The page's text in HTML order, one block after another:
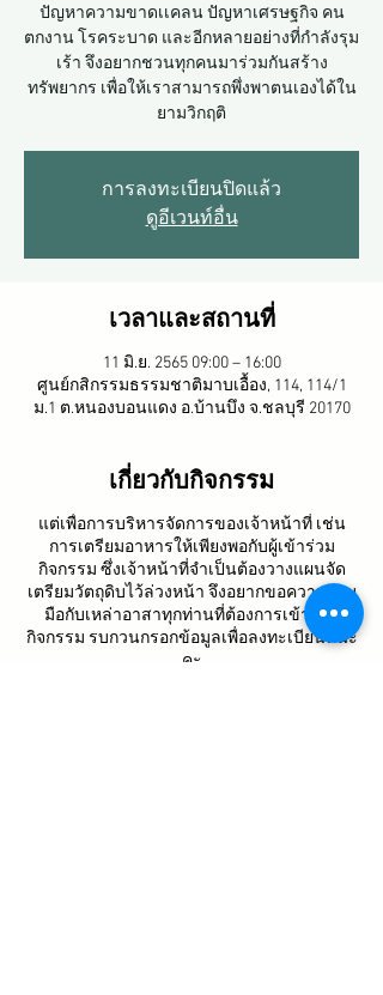
ปัญหาความขาดเเคลน ปัญหาเศรษฐกิจ คน
ตกงาน โรคระบาด และอีกหลายอย่างที่กำลังรุม
เร้า จึงอยากชวนทุกคนมาร่วมกันสร้าง
ทรัพยากร เพื่อให้เราสามารถพึ่งพาตนเองได้ใน
ยามวิกฤติ
การลงทะเบียนปิดแล้ว
ดูอีเวนท์อื่น
เวลาและสถานที่
11 มิ.ย. 2565 09:00 – 16:00
ศูนย์กสิกรรมธรรมชาติมาบเอื้อง​, 114, 114/1
ม.1 ต.หนองบอนแดง อ.บ้านบึง จ.ชลบุรี 20170
เกี่ยวกับกิจกรรม
แต่เพื่อการบริหารจัดการของเจ้าหน้าที่ เช่น
การเตรียมอาหารให้เพียงพอกับผู้เข้าร่วม
กิจกรรม ซึ่งเจ้าหน้าที่จำเป็นต้องวางแผนจัด
เตรียมวัตถุดิบไว้ล่วงหน้า จึงอยากขอความร่วม
มือกับเหล่าอาสาทุกท่านที่ต้องการเข้าร่วม
กิจกรรม รบกวนกรอกข้อมูลเพื่อลงทะเบียนทีนะ
คะ